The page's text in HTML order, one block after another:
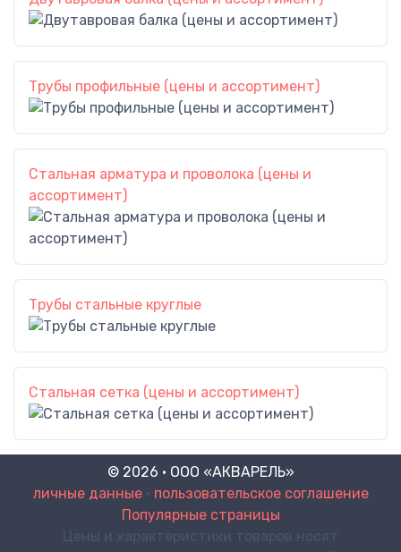
Трубы профильные (цены и ассортимент)
Стальная арматура и проволока (цены и
ассортимент)
Трубы стальные круглые
Стальная сетка (цены и ассортимент)
© 2026 · ООО «АКВАРЕЛЬ»
личные данные• пользовательское соглашение
Популярные страницы
Цены и характеристики товаров носят